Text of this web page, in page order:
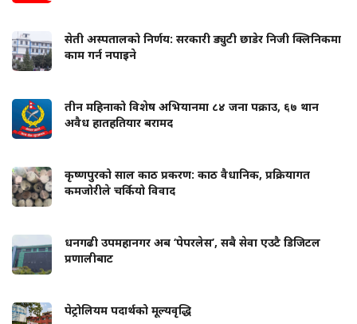
सेती अस्पतालको निर्णय: सरकारी ड्युटी छाडेर निजी क्लिनिकमा
काम गर्न नपाइने
तीन महिनाको विशेष अभियानमा ८४ जना पक्राउ, ६७ थान
अवैध हातहतियार बरामद
कृष्णपुरको साल काठ प्रकरण: काठ वैधानिक, प्रक्रियागत
कमजोरीले चर्कियो विवाद
धनगढी उपमहानगर अब ‘पेपरलेस’, सबै सेवा एउटै डिजिटल
प्रणालीबाट
पेट्रोलियम पदार्थको मूल्यवृद्धि